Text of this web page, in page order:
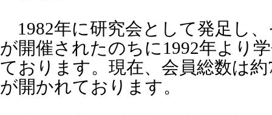
1982年に研究会として発足し
が開催されたのちに1992年より
ております。現在、会員総数は
が開かれております。